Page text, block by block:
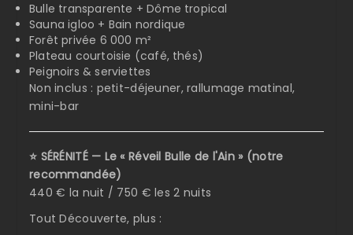
Bulle transparente + Dôme tropical
Sauna igloo + Bain nordique
Forêt privée 6 000 m²
Plateau courtoisie (café, thés)
Peignoirs & serviettes
Non inclus : petit-déjeuner, rallumage matinal,
mini-bar
⭐ SÉRÉNITÉ — Le « Réveil Bulle de l'Ain » (notre
recommandée)
440 € la nuit / 750 € les 2 nuits
Tout Découverte, plus :